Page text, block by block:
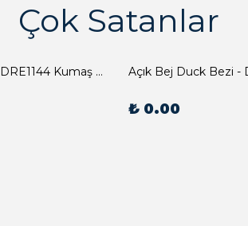
Çok Satanlar
Açık Bej Duck Bezi - DRE1144 Kumaş Peçete Açık Bej Duck Bezi -
₺ 0.00